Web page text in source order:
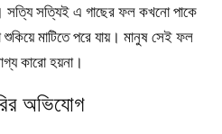
সত্যিই এ গাছের ফল কখনো পাকে
মাটিতে পরে যায়। মানুষ সেই ফল
কারো হয়না।
অভিযোগ